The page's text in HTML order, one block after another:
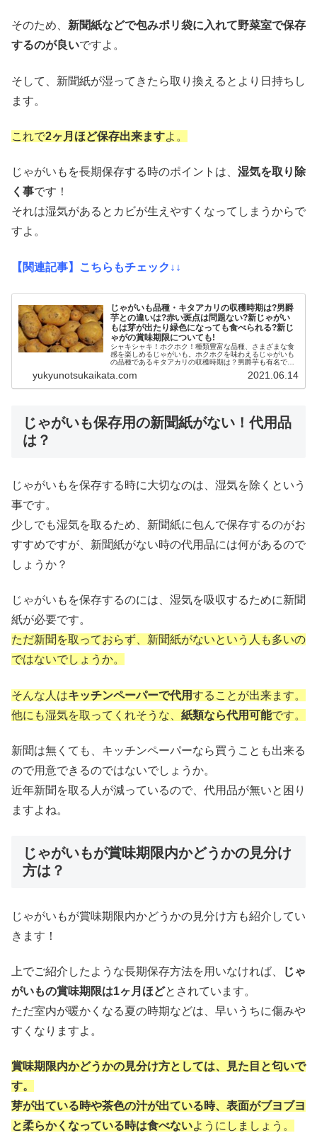
そのため、 新聞紙などで包みポリ袋に入れて野菜室で保存
するのが良いですよ。
そして、新聞紙が湿ってきたら取り換えるとより日持ちし
ます。
これで2ヶ月ほど保存出来ますよ。
じゃがいもを長期保存する時のポイントは、 湿気を取り除
く事です！
それは湿気があるとカビが生えやすくなってしまうからで
すよ。
【関連記事】こちらもチェック↓↓
じゃがいも品種・キタアカリの収穫時期は?男爵
芋との違いは?赤い斑点は問題ない?新じゃがい
もは芽が出たり緑色になっても食べられる?新じ
ゃがの賞味期限についても!
シャキシャキ！ホクホク！種類豊富な品種、さまざまな食
感を楽しめるじゃがいも。ホクホクを味わえるじゃがいも
の品種であるキタアカリの収穫時期は？男爵芋も有名です
われているじゃがいもは、芽が出て...
yukyunotsukaikata.com 2021.06.14
じゃがいも保存用の新聞紙がない！代用品
は？
じゃがいもを保存する時に大切なのは、湿気を除くという
事です。
少しでも湿気を取るため、新聞紙に包んで保存するのがお
すすめですが、新聞紙がない時の代用品には何があるので
しょうか？
じゃがいもを保存するのには、湿気を吸収するために新聞
紙が必要です。
ただ新聞を取っておらず、新聞紙がないという人も多いの
ではないでしょうか。
そんな人はキッチンペーパーで代用することが出来ます。
他にも湿気を取ってくれそうな、 紙類なら代用可能です。
新聞は無くても、キッチンペーパーなら買うことも出来る
ので用意できるのではないでしょうか。
近年新聞を取る人が減っているので、代用品が無いと困り
ますよね。
じゃがいもが賞味期限内かどうかの見分け
方は？
じゃがいもが賞味期限内かどうかの見分け方も紹介してい
きます！
上でご紹介したような長期保存方法を用いなければ、
じゃ
がいもの賞味期限は1ヶ月ほどとされています。
ただ室内が暖かくなる夏の時期などは、早いうちに傷みや
すくなりますよ。
賞味期限内かどうかの見分け方としては、見た目と匂いで
す。
芽が出ている時や茶色の汁が出ている時、表面がブヨブヨ
と柔らかくなっている時は食べないようにしましょう。